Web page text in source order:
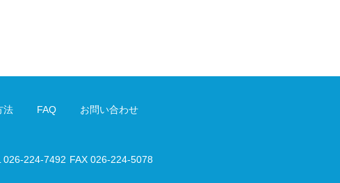
法 FAQ お問い合わせ
026-224-7492 FAX 026-224-5078